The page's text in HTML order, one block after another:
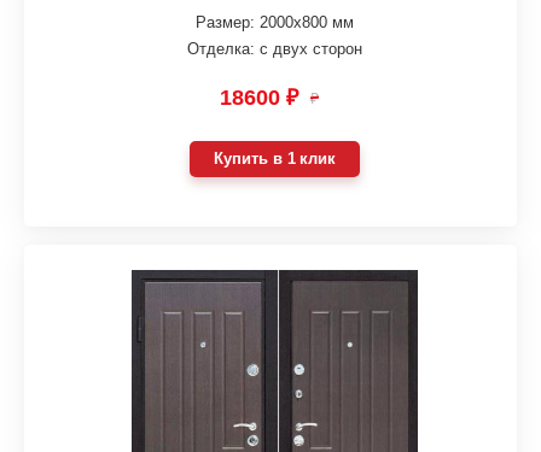
Размер: 2000х800 мм
Отделка: с двух сторон
18600 ₽ ₽
Купить в 1 клик